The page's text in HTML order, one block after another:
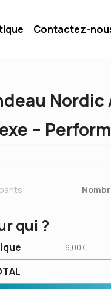
Contactez-
Nordic
–
qui ?
9,00 €